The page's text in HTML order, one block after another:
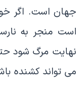
جهان است. اگر
است منجر به
نهایت مرگ شود
می تواند کشنده